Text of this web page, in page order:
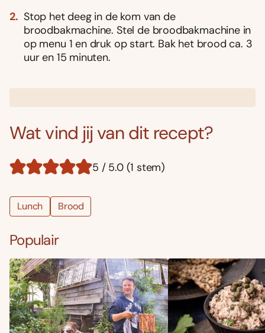
Stop het deeg in de kom van de
broodbakmachine. Stel de broodbakmachine in
op menu 1 en druk op start. Bak het brood ca. 3
uur en 15 minuten.
Wat vind jij van dit recept?
5 / 5.0 (1 stem)
Lunch Brood
Populair